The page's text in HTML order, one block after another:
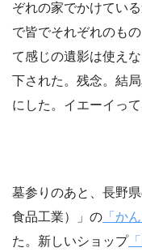
ぞれの家でかけてい
で皆でそれぞれのも
て感じの遺影は使え
下された。残念。結
にした。イエーイっ
墓参りのあと、長野
食品工業）」の 「か
た。新しいショップ